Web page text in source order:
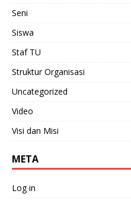
Seni
Siswa
Staf TU
Struktur Organisasi
Uncategorized
Video
Visi dan Misi
META
Log in